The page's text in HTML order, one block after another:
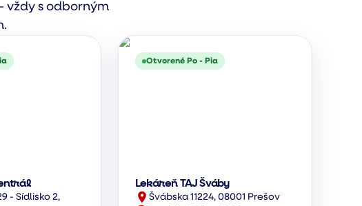
vždy s odborným
- Sídlisko 2,
Otvorené Po - Pia
Lekáreň TAJ Šváby
Švábska 11224, 08001 Prešov